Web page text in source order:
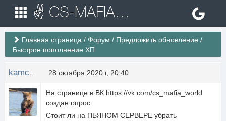
✌ CS-MAFIA.RU ✌ Игровые сервера Counter Strike 1.6
Главная страница / Форум / Предложить обновление /
Быстрое пополнение ХП
28 октября 2020 г, 20:40
На странице в ВК https://vk.com/cs_mafia_world
создан опрос.
Стоит ли на ПЬЯНОМ СЕРВЕРЕ убрать